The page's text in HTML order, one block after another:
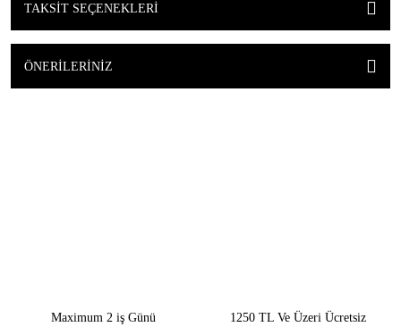
TAKSIT SEÇENEKLERI
ÖNERILERINIZ
Maximum 2 iş Günü
1250 TL Ve Üzeri Ücretsiz